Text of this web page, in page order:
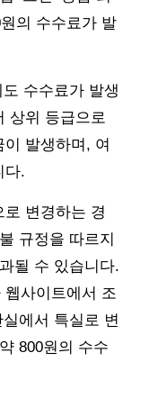
의 수수료가 발
수수료가 발생
상위 등급으로
발생하며, 여
다.
변경하는 경
규정을 따르지
될 수 있습니다.
사이트에서 조
에서 특실로 변
800원의 수수